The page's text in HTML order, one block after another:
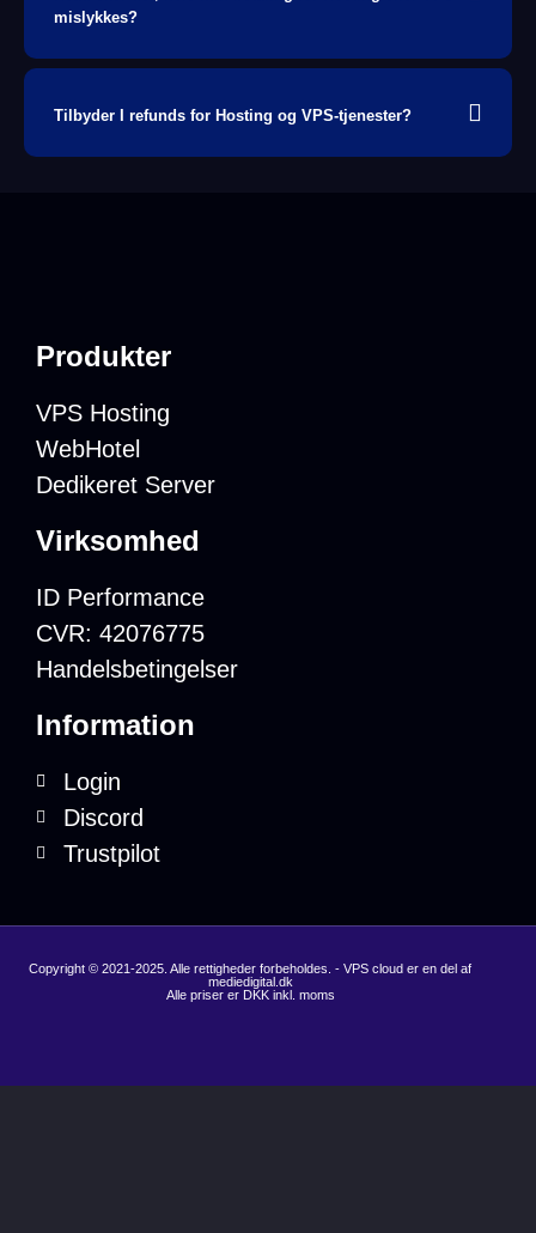
mislykkes?
Tilbyder I refunds for Hosting og VPS-tjenester?
Produkter
VPS Hosting
WebHotel
Dedikeret Server
Virksomhed
ID Performance
CVR: 42076775
Handelsbetingelser
Information
Login
Discord
Trustpilot
Copyright © 2021-2025. Alle rettigheder forbeholdes. - VPS cloud er en del af
mediedigital.dk
Alle priser er DKK inkl. moms